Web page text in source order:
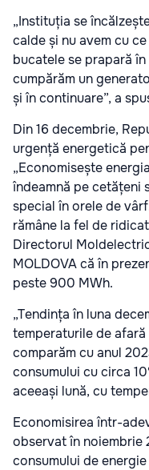
„Instituția se
calde și nu avem cu
bucatele se prapară în
cumpărăm un
și în continuare”, a
Din 16 decembrie,
urgență energetică
„Economisește
îndeamnă pe cetățeni
special în orele de
rămâne la fel de
Directorul
MOLDOVA că în
peste 900 MWh.
„Tendința în luna
temperaturile de
comparăm cu anul
consumului cu circa
aceeași lună, cu
Economisirea într-
observat în noiembrie
consumului de